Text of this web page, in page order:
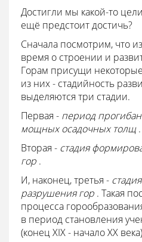
Достигли мы какой-то
ещё предстоит достичь?
Сначала посмотрим, что
время о строении и
Горам присущи
из них - стадийность
выделяются три стадии.
Первая - период
мощных осадочных толщ.
Вторая - стадия
гор .
И, наконец, третья -
разрушения гор . Такая
процесса
в период становления
(конец XIX - начало XX